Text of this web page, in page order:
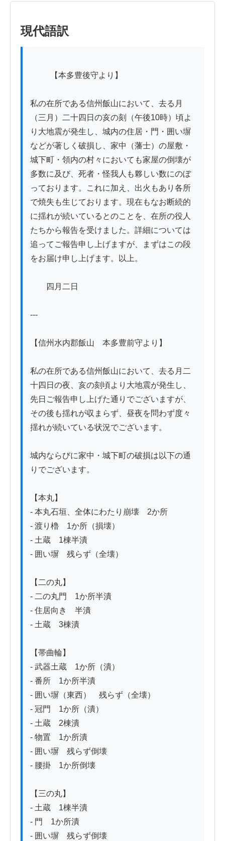
現代語訳
私の在所である信州飯山において、去る月
（三月）二十四日の亥の刻（午後10時）頃よ
り大地震が発生し、城内の住居・門・囲い塀
などが著しく破損し、家中（藩士）の屋敷・
城下町・領内の村々においても家屋の倒壊が
多数に及び、死者・怪我人も夥しい数にのぼ
っております。これに加え、出火もあり各所
で焼失も生じております。現在もなお断続的
に揺れが続いているとのことを、在所の役人
たちから報告を受けました。詳細については
追ってご報告申し上げますが、まずはこの段
をお届け申し上げます。以上。
四月二日
---
【信州水内郡飯山　本多豊前守より】
私の在所である信州飯山において、去る月二
十四日の夜、亥の刻頃より大地震が発生し、
先日ご報告申し上げた通りでございますが、
その後も揺れが収まらず、昼夜を問わず度々
揺れが続いている状況でございます。
城内ならびに家中・城下町の破損は以下の通
りでございます。
【本丸】
- 本丸石垣、全体にわたり崩壊　2か所
- 渡り櫓　1か所（損壊）
- 土蔵　1棟半潰
- 囲い塀　残らず（全壊）
【二の丸】
- 二の丸門　1か所半潰
- 住居向き　半潰
- 土蔵　3棟潰
【帯曲輪】
- 武器土蔵　1か所（潰）
- 番所　1か所半潰
- 囲い塀（東西）　残らず（全壊）
- 冠門　1か所（潰）
- 土蔵　2棟潰
- 物置　1か所潰
- 囲い塀　残らず倒壊
- 腰掛　1か所倒壊
【三の丸】
- 土蔵　1棟半潰
- 門　1か所潰
- 囲い塀　残らず倒壊